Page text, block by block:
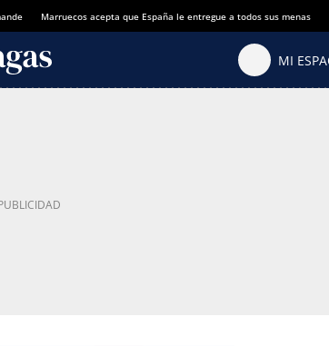
Marruecos acepta que España le entregue a todos sus menas